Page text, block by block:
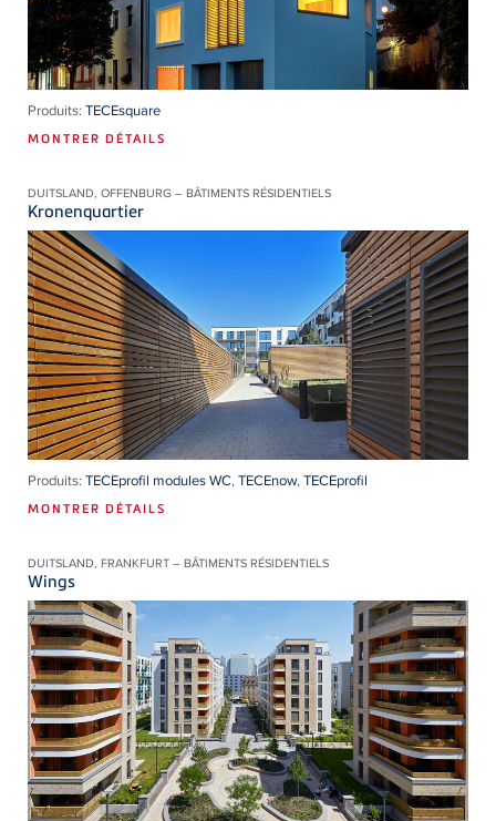
Produits: TECEsquare
MONTRER DÉTAILS
DUITSLAND, OFFENBURG – BÂTIMENTS RÉSIDENTIELS
Kronenquartier
Produits: TECEprofil modules WC,TECEnow,TECEprofil
MONTRER DÉTAILS
DUITSLAND, FRANKFURT – BÂTIMENTS RÉSIDENTIELS
Wings